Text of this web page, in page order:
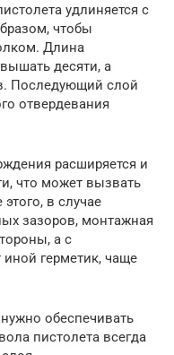
удлиняется с
чтобы
Длина
десяти, а
Последующий слой
отвердевания
расширяется и
что может вызвать
в случае
зазоров, монтажная
а с
герметик, чаще
обеспечивать
пистолета всегда